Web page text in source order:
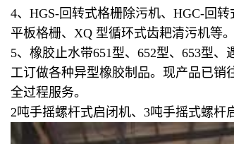
4、HGS-回转式格栅除污机、HGC-回
平板格栅、XQ 型循环式齿耙清污机
5、橡胶止水带651型、652型、653型
工订做各种异型橡胶制品。现产品已销
全过程服务。
2吨手摇螺杆式启闭机、3吨手摇式螺杆